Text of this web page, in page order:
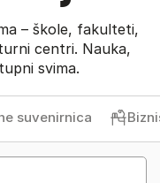
– škole, fakulteti,
centri. Nauka,
svima.
Biznis